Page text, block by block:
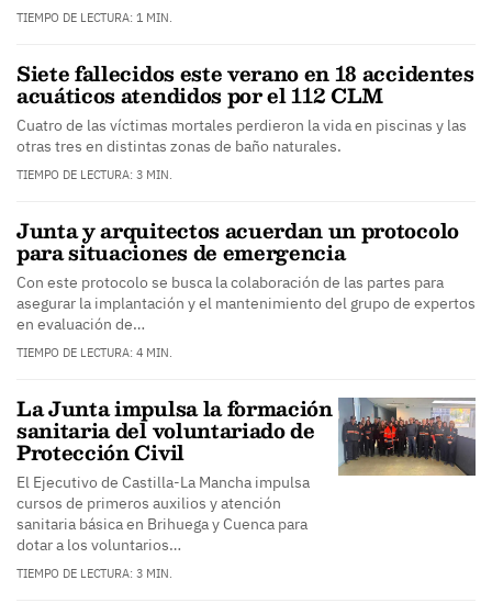
TIEMPO DE LECTURA: 1 MIN.
Siete fallecidos este verano en 18 accidentes
acuáticos atendidos por el 112 CLM
Cuatro de las víctimas mortales perdieron la vida en piscinas y las
otras tres en distintas zonas de baño naturales.
TIEMPO DE LECTURA: 3 MIN.
Junta y arquitectos acuerdan un protocolo
para situaciones de emergencia
Con este protocolo se busca la colaboración de las partes para
asegurar la implantación y el mantenimiento del grupo de expertos
en evaluación de…
TIEMPO DE LECTURA: 4 MIN.
La Junta impulsa la formación
sanitaria del voluntariado de
Protección Civil
El Ejecutivo de Castilla-La Mancha impulsa
cursos de primeros auxilios y atención
sanitaria básica en Brihuega y Cuenca para
dotar a los voluntarios…
TIEMPO DE LECTURA: 3 MIN.